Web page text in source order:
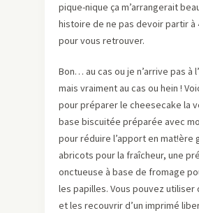
pique-nique ça m’arrangerait
histoire de ne pas devoir partir à
pour vous retrouver.
Bon… au cas ou je n’arrive pas à
mais vraiment au cas ou hein !
pour préparer le cheesecake la
base biscuitée préparée avec
pour réduire l’apport en mat!ère
abricots pour la fraîcheur, une
onctueuse à base de fromage
les papilles. Vous pouvez utiliser
et les recouvrir d’un imprimé